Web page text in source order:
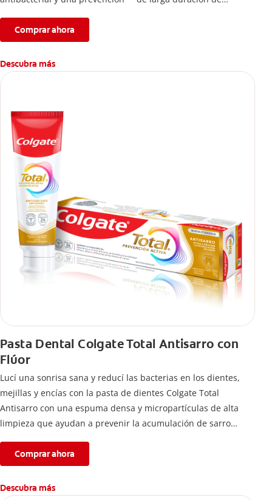
Comprar ahora
Descubra más
Pasta Dental Colgate Total Antisarro con
Flúor
Lucí una sonrisa sana y reducí las bacterias en los dientes,
mejillas y encías con la pasta de dientes Colgate Total
Antisarro con una espuma densa y micropartículas de alta
limpieza que ayudan a prevenir la acumulación de sarro
Comprar ahora
Descubra más